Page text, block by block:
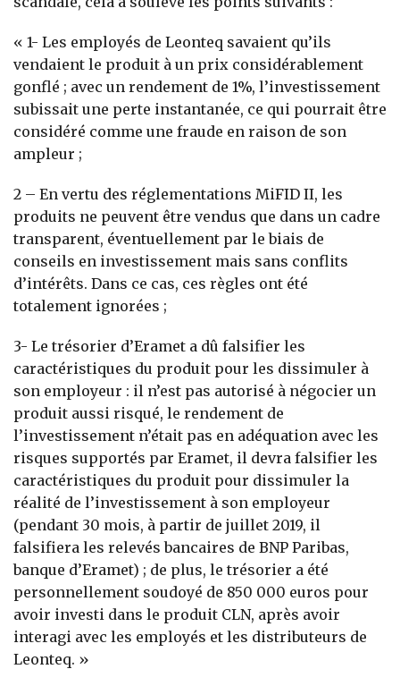
« 1- Les employés de Leonteq savaient qu’ils
vendaient le produit à un prix considérablement
gonflé ; avec un rendement de 1%, l’investissement
subissait une perte instantanée, ce qui pourrait être
considéré comme une fraude en raison de son
ampleur ;
2 – En vertu des réglementations MiFID II, les
produits ne peuvent être vendus que dans un cadre
transparent, éventuellement par le biais de
conseils en investissement mais sans conflits
d’intérêts. Dans ce cas, ces règles ont été
totalement ignorées ;
3- Le trésorier d’Eramet a dû falsifier les
caractéristiques du produit pour les dissimuler à
son employeur : il n’est pas autorisé à négocier un
produit aussi risqué, le rendement de
l’investissement n’était pas en adéquation avec les
risques supportés par Eramet, il devra falsifier les
caractéristiques du produit pour dissimuler la
réalité de l’investissement à son employeur
(pendant 30 mois, à partir de juillet 2019, il
falsifiera les relevés bancaires de BNP Paribas,
banque d’Eramet) ; de plus, le trésorier a été
personnellement soudoyé de 850 000 euros pour
avoir investi dans le produit CLN, après avoir
interagi avec les employés et les distributeurs de
Leonteq. »